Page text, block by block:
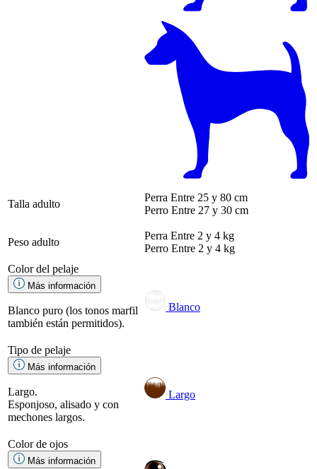
Talla adulto
Perra Entre 25 y 80 cm
Perro Entre 27 y 30 cm
Peso adulto
Perra Entre 2 y 4 kg
Perro Entre 2 y 4 kg
Color del pelaje
Más información
Blanco puro (los tonos marfil
también están permitidos).
Blanco
Tipo de pelaje
Más información
Largo.
Esponjoso, alisado y con
mechones largos.
Largo
Color de ojos
Más información